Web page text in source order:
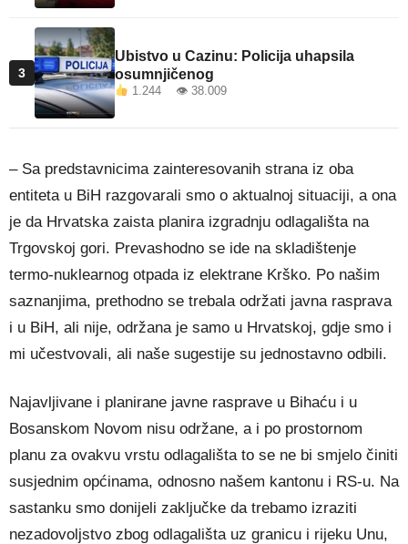
3
Ubistvo u Cazinu: Policija uhapsila
osumnjičenog
1.244 👁 38.009
– Sa predstavnicima zainteresovanih strana iz oba
entiteta u BiH razgovarali smo o aktualnoj situaciji, a ona
je da Hrvatska zaista planira izgradnju odlagališta na
Trgovskoj gori. Prevashodno se ide na skladištenje
termo-nuklearnog otpada iz elektrane Krško. Po našim
saznanjima, prethodno se trebala održati javna rasprava
i u BiH, ali nije, održana je samo u Hrvatskoj, gdje smo i
mi učestvovali, ali naše sugestije su jednostavno odbili.
Najavljivane i planirane javne rasprave u Bihaću i u
Bosanskom Novom nisu održane, a i po prostornom
planu za ovakvu vrstu odlagališta to se ne bi smjelo činiti
susjednim općinama, odnosno našem kantonu i RS-u. Na
sastanku smo donijeli zaključke da trebamo izraziti
nezadovoljstvo zbog odlagališta uz granicu i rijeku Unu,